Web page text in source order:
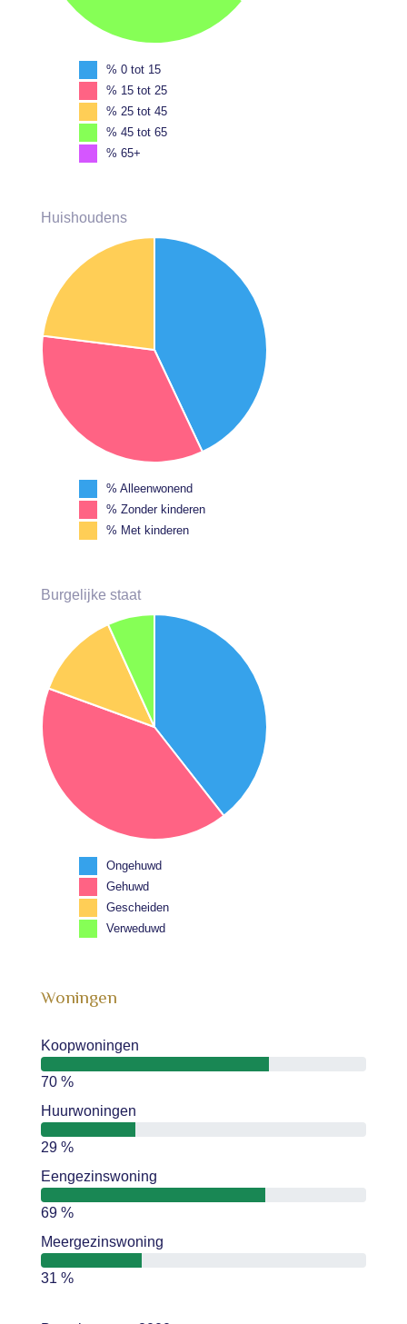
% 0 tot 15
% 15 tot 25
% 25 tot 45
% 45 tot 65
% 65+
Huishoudens
% Alleenwonend
% Zonder kinderen
% Met kinderen
Burgelijke staat
Ongehuwd
Gehuwd
Gescheiden
Verweduwd
Woningen
Koopwoningen
70 %
Huurwoningen
29 %
Eengezinswoning
69 %
Meergezinswoning
31 %